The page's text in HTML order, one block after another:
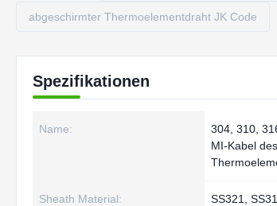
abgeschirmter Thermoelementdraht JK Code
Spezifikationen
Name:
304, 310,
MI-Kabel
Sheath Material: SS321,